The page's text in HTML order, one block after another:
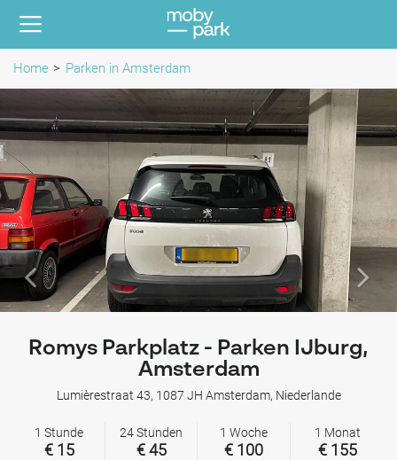
Home Parken in Amsterdam
Romys Parkplatz - Parken IJburg,
Amsterdam
Lumièrestraat 43, 1087 JH Amsterdam, Niederlande
1 Stunde
€ 15
24 Stunden
€ 45
1 Woche
€ 100
1 Monat
€ 155